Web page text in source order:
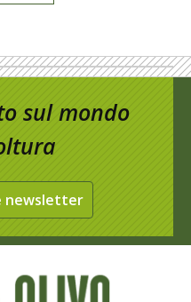
sul mondo
newsletter